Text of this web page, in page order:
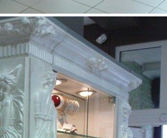
Комбинированные витрины